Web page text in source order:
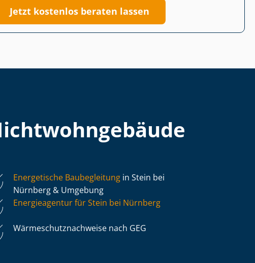
Jetzt kostenlos beraten lassen
Energetische Baubegleitung in Stein bei
Nürnberg & Umgebung
Energieagentur für Stein bei Nürnberg
Wär­me­schutz­nach­wei­se nach GEG